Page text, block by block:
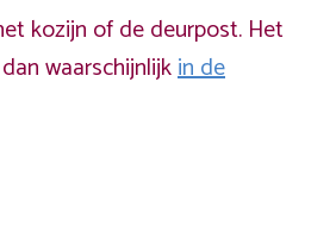
kozijn of de deurpost. Het
waarschijnlijkin de